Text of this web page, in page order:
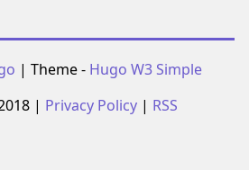
| Theme - Hugo W3 Simple
| Privacy Policy | RSS